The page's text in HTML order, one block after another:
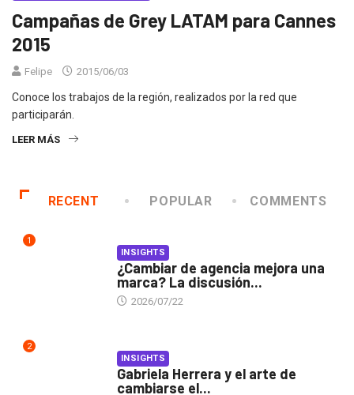
Campañas de Grey LATAM para Cannes
2015
Felipe 2015/06/03
Conoce los trabajos de la región, realizados por la red que
participarán.
LEER MÁS
RECENT POPULAR COMMENTS
1
INSIGHTS
¿Cambiar de agencia mejora una
marca? La discusión...
2026/07/22
2
INSIGHTS
Gabriela Herrera y el arte de
cambiarse el...